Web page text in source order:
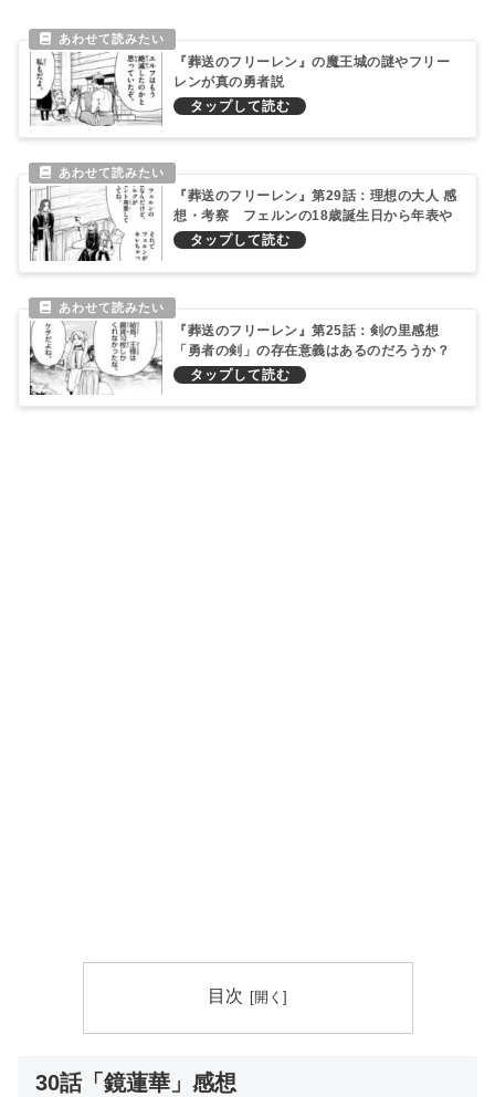
『葬送のフリーレン』の魔王城の謎やフリー
レンが真の勇者説
『葬送のフリーレン』第29話：理想の大人 感
想・考察 フェルンの18歳誕生日から年表や
月日を考える
『葬送のフリーレン』第25話：剣の里感想
「勇者の剣」の存在意義はあるのだろうか？
目次
30話「鏡蓮華」感想